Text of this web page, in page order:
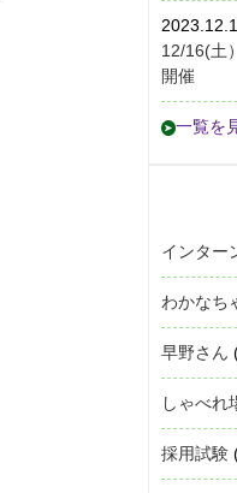
12/16(土
開催
一覧を
インター
わかなち
早野さん
しゃべれ
採用試験